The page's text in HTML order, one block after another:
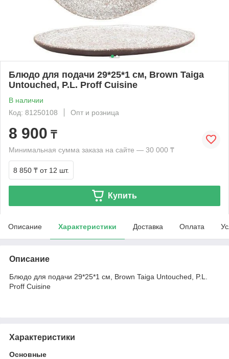
Блюдо для подачи 29*25*1 см, Brown Taiga
Untouched, P.L. Proff Cuisine
В наличии
Код: 81250108
Опт и розница
8 900 ₸
Минимальная сумма заказа на сайте — 30 000 ₸
8 850 ₸ от 12 шт.
Купить
Описание Характеристики Доставка Оплата
Описание
Блюдо для подачи 29*25*1 см, Brown Taiga Untouched, P.L.
Proff Cuisine
Характеристики
Основные